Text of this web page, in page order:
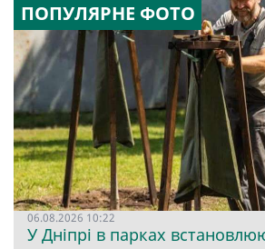
ПОПУЛЯРНЕ ФОТО
06.08.2026 10:22
У Дніпрі в парках